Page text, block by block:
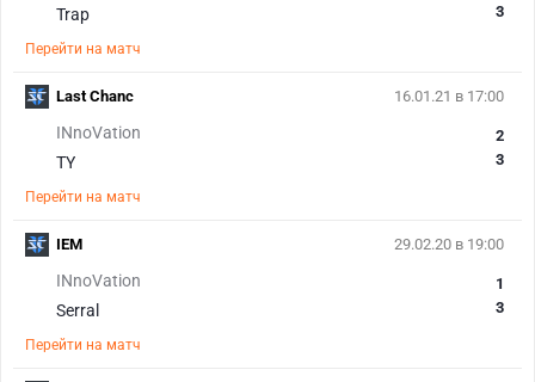
Trap
3
Перейти на матч
16.01.21 в 17:00
INnoVation
TY
2
3
Перейти на матч
Last Chanc
29.02.20 в 19:00
INnoVation
Serral
1
3
Перейти на матч
IEM